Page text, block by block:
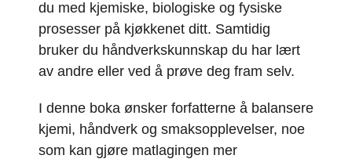
du med kjemiske, biologiske og fysiske
prosesser på kjøkkenet ditt. Samtidig
bruker du håndverk­skunnskap du har lært
av andre eller ved å prøve deg fram selv.
I denne boka ønsker forfatterne å balansere
kjemi, håndverk og smaksopplevelser, noe
som kan gjøre matlagingen mer